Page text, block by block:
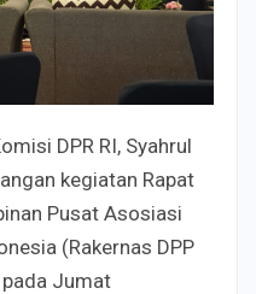
DPR RI, Syahrul
kegiatan Rapat
Pusat Asosiasi
(Rakernas DPP
Jumat